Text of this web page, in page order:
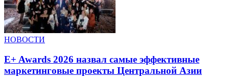
НОВОСТИ
E+ Awards 2026 назвал самые эффективные
маркетинговые проекты Центральной Азии